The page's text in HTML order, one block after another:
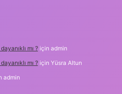
mı ?için admin
mı ?için Yüsra Altun
admin